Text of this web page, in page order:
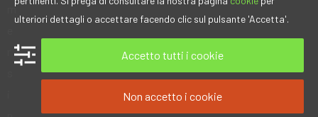
m
ulteriori dettagli o accettare facendo clic sul pulsante 'Accetta'.
Accetto tutti i cookie
Non accetto i cookie